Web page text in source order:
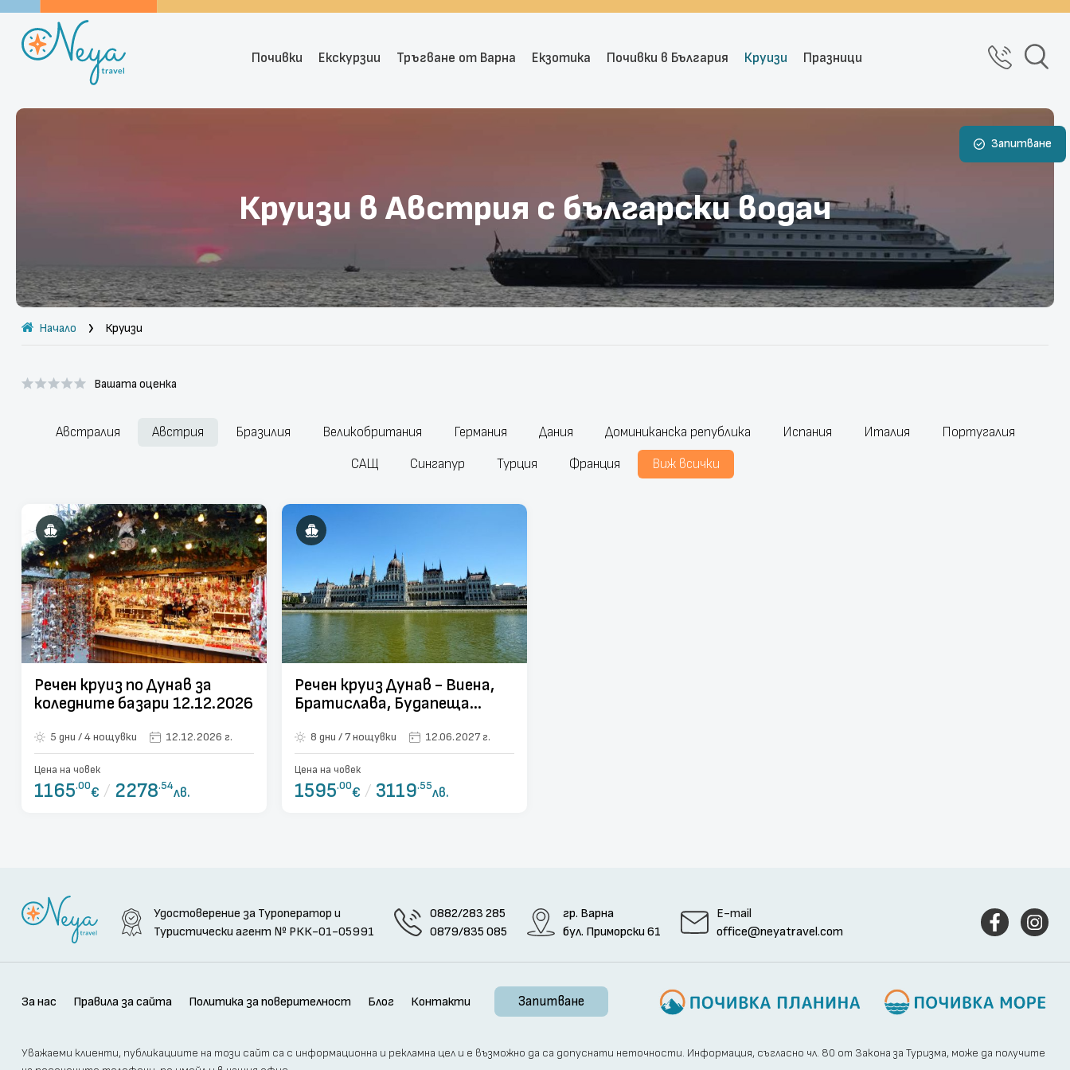
Почивки Екскурзии Тръгване от Варна Екзотика Почивки в България Круизи Празници
Круизи в Австрия с български водач
Запитване
Начало Круизи
Вашата оценка
Австралия Австрия Бразилия Великобритания Германия Дания Доминиканска република Испания Италия
Португалия
САЩ
Сингапур Турция Франция Виж всички
Речен круиз по Дунав за
коледните базари 12.12.2026
5 дни / 4 нощувки 12.12.2026 г.
Цена на човек
1165.00€ / 2278.54лв.
Речен круиз Дунав - Виена,
Братислава, Будапеща
8 дни / 7 нощувки 12.06.2027 г.
Цена на човек
1595.00€ / 3119.55лв.
Удостоверение за Туроператор и
Туристически агент № РКК-01-05991
0882/283 285
0879/835 085
гр. Варна
бул. Приморски 61
E-mail
office@neyatravel.com
За нас Правила за сайта Политика за поверителност Блог Контакти Запитване
Уважаеми клиенти, публикациите на този сайт са с информационна и рекламна цел и е възможно да са допуснати неточности. Информация, съгласно чл. 80 от Закона за Туризма, може да получите